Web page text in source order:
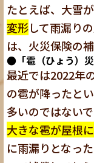
たとえば、大雪が
変形して雨漏り
は、火災保険の
●「雹（ひょう）
最近では2022年
の雹が降ったと
多いのではないで
大きな雹が屋根
に雨漏りとなっ